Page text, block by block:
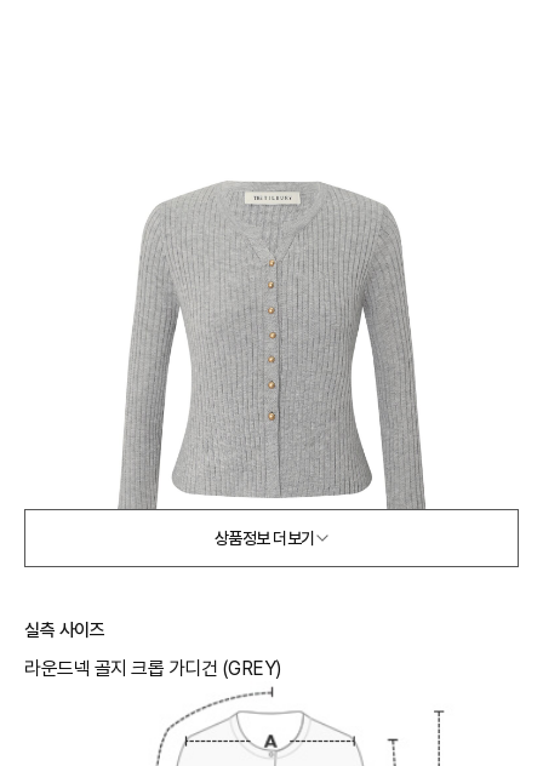
상품정보 더보기
실측 사이즈
라운드넥 골지 크롭 가디건 (GREY)